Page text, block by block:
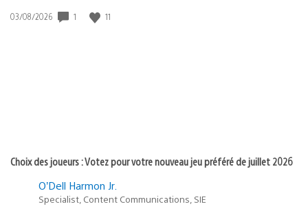
Date
03/08/2026 1 11
Choix des joueurs : Votez pour votre nouveau jeu préféré de juillet 2026
O’Dell Harmon Jr.
Specialist, Content Communications, SIE